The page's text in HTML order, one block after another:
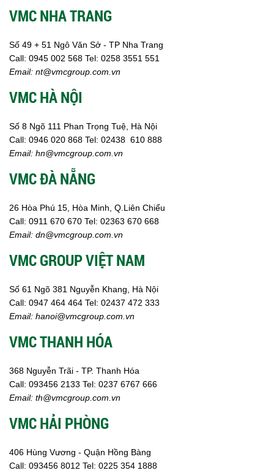
VMC NHA TRANG
Số 49 + 51 Ngô Văn Sở - TP Nha Trang
Call: 0945 002 568 Tel: 0258 3551 551
Email: nt@vmcgroup.com.vn
VMC HÀ NỘI
Số 8 Ngõ 111 Phan Trọng Tuệ, Hà Nội
Call: 0946 020 868 Tel: 02438 610 888
Email: hn@vmcgroup.com.vn
VMC ĐÀ NẴNG
26 Hòa Phú 15, Hòa Minh, Q.Liên Chiểu
Call: 0911 670 670 Tel: 02363 670 668
Email: dn@vmcgroup.com.vn
VMC GROUP VIỆT NAM
Số 61 Ngõ 381 Nguyễn Khang, Hà Nội
Call: 0947 464 464 Tel: 02437 472 333
Email: hanoi@vmcgroup.com.vn
VMC THANH HÓA
368 Nguyễn Trãi - TP. Thanh Hóa
Call: 093456 2133 Tel: 0237 6767 666
Email: th@vmcgroup.com.vn
VMC HẢI PHÒNG
406 Hùng Vương - Quận Hồng Bàng
Call: 093456 8012 Tel: 0225 354 1888